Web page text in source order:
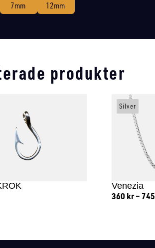
7mm
12mm
produkter
Venezia
360 kr –745
Silver